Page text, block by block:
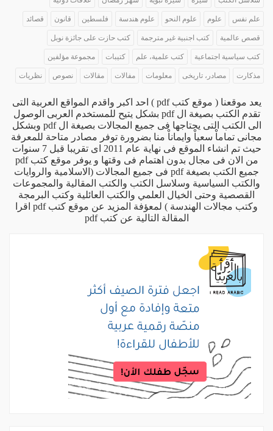
علم نفس علوم علوم النحو علوم هندسة فلسطين قانون قصائد
قصص عالمية كتب اجنبية غير مترجمة كتب حازت على جائزة نوبل
كتب سياسية اجتماعية كتب علمية، علم كتيبات مجموعة مؤلفين
مذكارت مصادر، تاريخى معلومات مفالات مقالات نصوص نظريات
يعد موقعنا ( موقع كتب pdf ) احد اكبر واقدم المواقع العربية التى
تقدم الكتب بصيغة ال pdf بشكل يتيح للمستخدم العربى الوصول
الى الكتب التى يحتاجها فى جميع المجالات بصيغة ال pdf وبشكل
مجانى تماماْ سعياْ وايماناْ منا بضرورة توفر مصادر متاحة للمعرفة
حيث تم انشاء الموقع فى نهاية عام 2011 اى تقريبا قبل 7 سنوات
من الان فى مجال بدون اهتمام فى وقتها و يوفر موقع كتب pdf
جميع الكتب بصيغة pdf فى جميع المجالات (الاسلامية والروايات
والكتب السياسية وسلاسل الكتب والكتب المقالية والمجموعات
القصصية وحتى الخيال العلمي والكتب العائلية وكتب البرمجة
وكتب مجالات الهندسة ) لمعؤفة المزيد عن موقع كتب pdf اقرا
المقالة التالية عن كتب pdf